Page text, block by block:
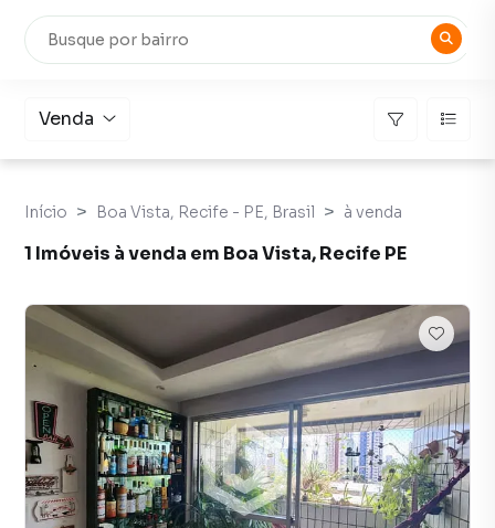
Venda
Início Boa Vista, Recife - PE, Brasil à venda
1 Imóveis à venda em Boa Vista, Recife PE